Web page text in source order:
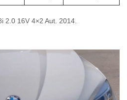
2.0 16V 4×2 Aut. 2014.